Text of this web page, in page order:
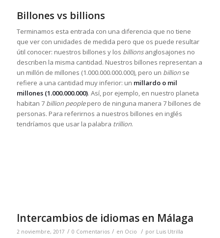
Billones vs billions
Terminamos esta entrada con una diferencia que no tiene
que ver con unidades de medida pero que os puede resultar
útil conocer: nuestros billones y los billions anglosajones no
describen la misma cantidad. Nuestros billones representan a
un millón de millones (1.000.000.000.000), pero un billionse
refiere a una cantidad muy inferior: un millardo o mil
millones (1.000.000.000). Así, por ejemplo, en nuestro planeta
habitan 7 billion peoplepero de ninguna manera 7 billones de
personas. Para referirnos a nuestros billones en inglés
tendríamos que usar la palabra trillion.
Intercambios de idiomas en Málaga
2 noviembre, 2017 / 0 Comentarios / en Ocio / por Luis Utrilla